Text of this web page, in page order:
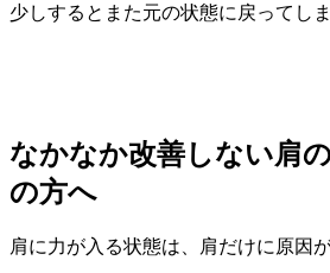
少しするとまた元の状態に戻ってし
なかなか改善しない肩
の方へ
肩に力が入る状態は、肩だけに原因